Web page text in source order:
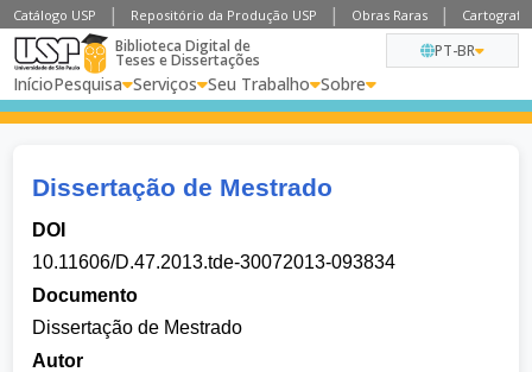
Catálogo USP Repositório da Produção USP Obras Raras
Biblioteca Digital de
Teses e Dissertações
InícioPesquisa Serviços Seu Trabalho Sobre
PT-BR
Dissertação de Mestrado
DOI
10.11606/D.47.2013.tde-30072013-093834
Documento
Dissertação de Mestrado
Autor